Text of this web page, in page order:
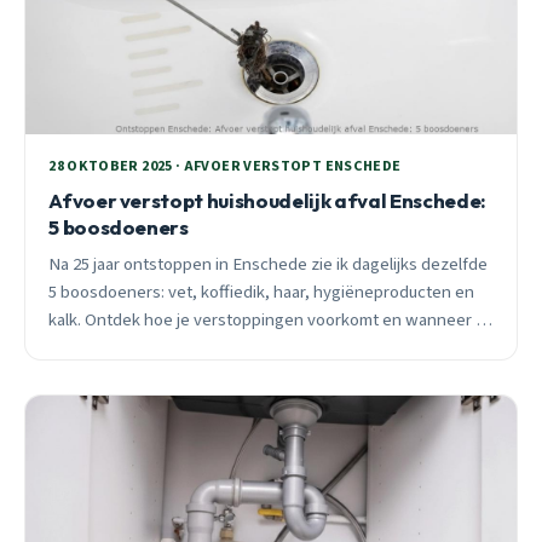
28 OKTOBER 2025 · AFVOER VERSTOPT ENSCHEDE
Afvoer verstopt huishoudelijk afval Enschede:
5 boosdoeners
Na 25 jaar ontstoppen in Enschede zie ik dagelijks dezelfde
5 boosdoeners: vet, koffiedik, haar, hygiëneproducten en
kalk. Ontdek hoe je verstoppingen voorkomt en wanneer je